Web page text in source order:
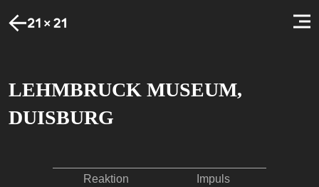
LEHMBRUCK MUSEUM,
DUISBURG
Reaktion Impuls